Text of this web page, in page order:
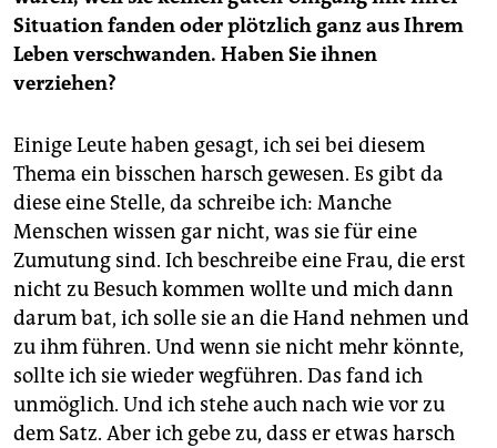
Situation fanden oder plötzlich ganz aus Ihrem
Leben verschwanden. Haben Sie ihnen
verziehen?
Einige Leute haben gesagt, ich sei bei diesem
Thema ein bisschen harsch gewesen. Es gibt da
diese eine Stelle, da schreibe ich: Manche
Menschen wissen gar nicht, was sie für eine
Zumutung sind. Ich beschreibe eine Frau, die erst
nicht zu Besuch kommen wollte und mich dann
darum bat, ich solle sie an die Hand nehmen und
zu ihm führen. Und wenn sie nicht mehr könnte,
sollte ich sie wieder wegführen. Das fand ich
unmöglich. Und ich stehe auch nach wie vor zu
dem Satz. Aber ich gebe zu, dass er etwas harsch